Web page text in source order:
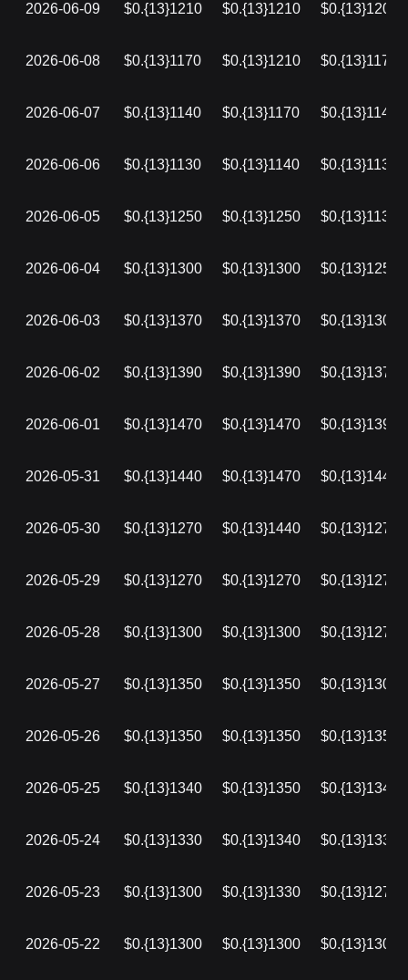
2026-06-09 $0.{13}1210 $0.{13}1210 $0.{13}1200
2026-06-08 $0.{13}1170 $0.{13}1210 $0.{13}1170
2026-06-07 $0.{13}1140 $0.{13}1170 $0.{13}1140
2026-06-06 $0.{13}1130 $0.{13}1140 $0.{13}1130
2026-06-05 $0.{13}1250 $0.{13}1250 $0.{13}1130
2026-06-04 $0.{13}1300 $0.{13}1300 $0.{13}1250
2026-06-03 $0.{13}1370 $0.{13}1370 $0.{13}1300
2026-06-02 $0.{13}1390 $0.{13}1390 $0.{13}1370
2026-06-01 $0.{13}1470 $0.{13}1470 $0.{13}1390
2026-05-31 $0.{13}1440 $0.{13}1470 $0.{13}1440
2026-05-30 $0.{13}1270 $0.{13}1440 $0.{13}1270
2026-05-29 $0.{13}1270 $0.{13}1270 $0.{13}1270
2026-05-28 $0.{13}1300 $0.{13}1300 $0.{13}1270
2026-05-27 $0.{13}1350 $0.{13}1350 $0.{13}1300
2026-05-26 $0.{13}1350 $0.{13}1350 $0.{13}1350
2026-05-25 $0.{13}1340 $0.{13}1350 $0.{13}1340
2026-05-24 $0.{13}1330 $0.{13}1340 $0.{13}1330
2026-05-23 $0.{13}1300 $0.{13}1330 $0.{13}1270
2026-05-22 $0.{13}1300 $0.{13}1300 $0.{13}1300